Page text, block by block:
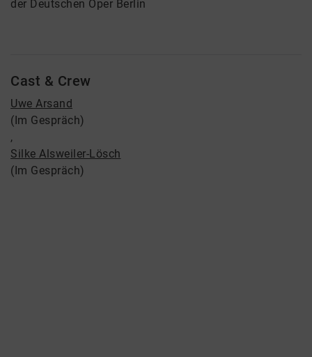
der Deutschen Oper Berlin
Cast & Crew
Uwe Arsand
(Im Gespräch)
,
Silke Alsweiler-Lösch
(Im Gespräch)